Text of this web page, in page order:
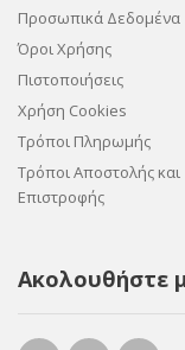
Προσωπικά Δεδομένα
Όροι Χρήσης
Πιστοποιήσεις
Χρήση Cookies
Τρόποι Πληρωμής
Τρόποι Αποστολής και
Επιστροφής
Ακολουθήστε